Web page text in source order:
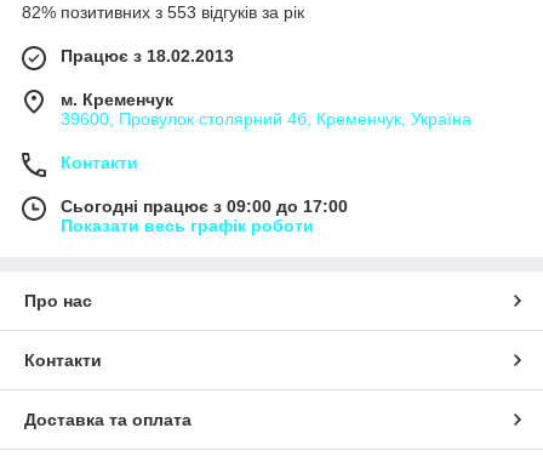
82% позитивних з 553 відгуків за рік
Працює з 18.02.2013
м. Кременчук
39600, Провулок столярний 4б, Кременчук, Україна
Контакти
Сьогодні працює з 09:00 до 17:00
Показати весь графік роботи
Про нас
Контакти
Доставка та оплата